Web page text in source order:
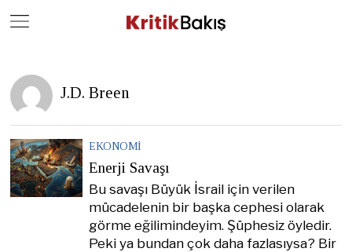
J.D. Breen
EKONOMI
Enerji Savaşı
Bu savaşı Büyük İsrail için verilen
mücadelenin bir başka cephesi olarak
görme eğilimindeyim. Şüphesiz öyledir.
Peki ya bundan çok daha fazlasıysa? Bir